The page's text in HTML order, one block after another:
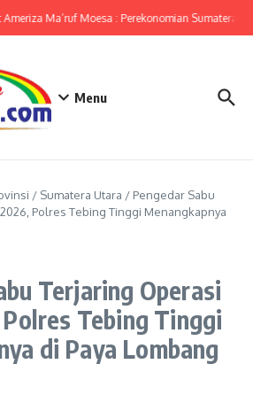
Ma’ruf Moesa : Perekonomian Sumatera
Menu
/ Sumatera Utara / Pengedar Sabu
Polres Tebing Tinggi Menangkapnya
Terjaring Operasi
Tebing Tinggi
di Paya Lombang